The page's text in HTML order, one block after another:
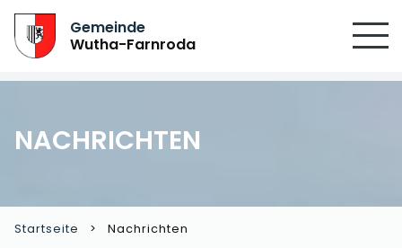
Gemeinde
Wutha-Farnroda
NACHRICHTEN
Startseite Nachrichten